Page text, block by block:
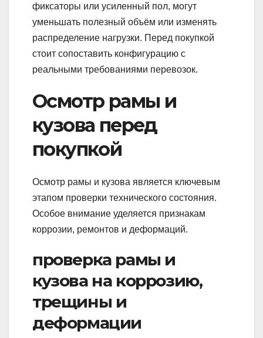
фиксаторы или усиленный пол, могут
уменьшать полезный объём или изменять
распределение нагрузки. Перед покупкой
стоит сопоставить конфигурацию с
реальными требованиями перевозок.
Осмотр рамы и
кузова перед
покупкой
Осмотр рамы и кузова является ключевым
этапом проверки технического состояния.
Особое внимание уделяется признакам
коррозии, ремонтов и деформаций.
проверка рамы и
кузова на коррозию,
трещины и
деформации